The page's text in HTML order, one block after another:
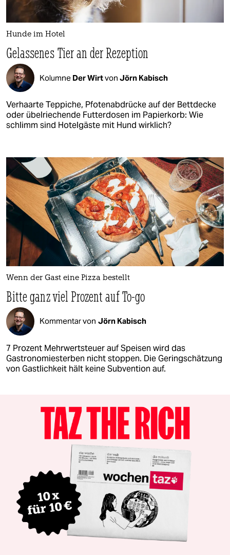
Hunde im Hotel
Gelassenes Tier an der Rezeption
Kolumne Der Wirtvon Jörn Kabisch
Verhaarte Teppiche, Pfotenabdrücke auf der Bettdecke
oder übelriechende Futterdosen im Papierkorb: Wie
schlimm sind Hotelgäste mit Hund wirklich?
Wenn der Gast eine Pizza bestellt
Bitte ganz viel Prozent auf To-go
Kommentar von Jörn Kabisch
7 Prozent Mehrwertsteuer auf Speisen wird das
Gastronomiesterben nicht stoppen. Die Geringschätzung
von Gastlichkeit hält keine Subvention auf.